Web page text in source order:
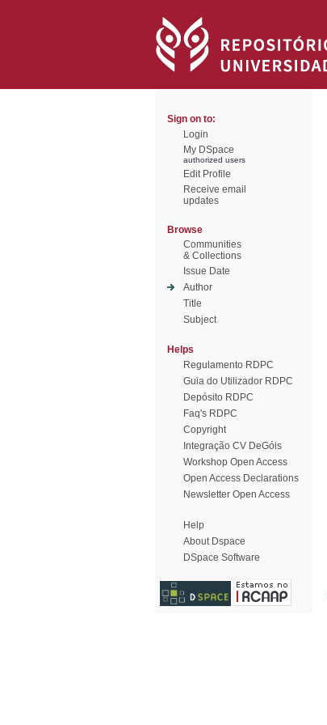
Sign on to:
Login
My DSpace
authorized users
Edit Profile
Receive email
updates
Browse
Communities
& Collections
Issue Date
Author
Title
Subject
Helps
Regulamento RDPC
Guia do Utilizador RDPC
Depósito RDPC
Faq's RDPC
Copyright
Integração CV DeGóis
Workshop Open Access
Open Access Declarations
Newsletter Open Access
Help
About Dspace
DSpace Software